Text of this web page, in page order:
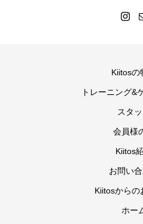
Kiitosの
トレーニング&
スタ
会員様
Kiitos
お問い
Kiitosからの
ホー